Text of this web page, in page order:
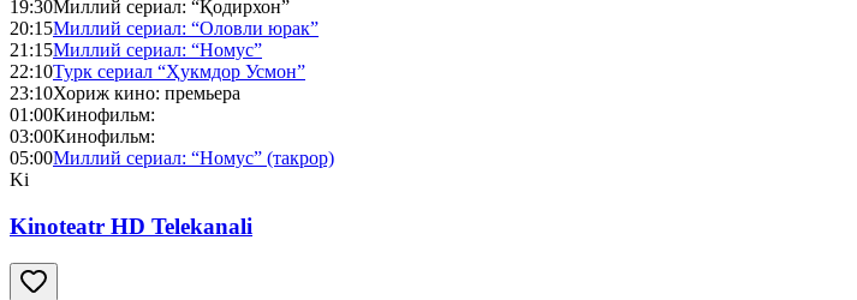
19:30Миллий сериал: “Қодирхон”
20:15Миллий сериал: “Оловли юрак”
21:15Миллий сериал: “Номус”
22:10Турк сериал “Ҳукмдор Усмон”
23:10Хориж кино: премьера
01:00Кинофильм:
03:00Кинофильм:
05:00Миллий сериал: “Номус” (такрор)
Ki
Kinoteatr HD Telekanali